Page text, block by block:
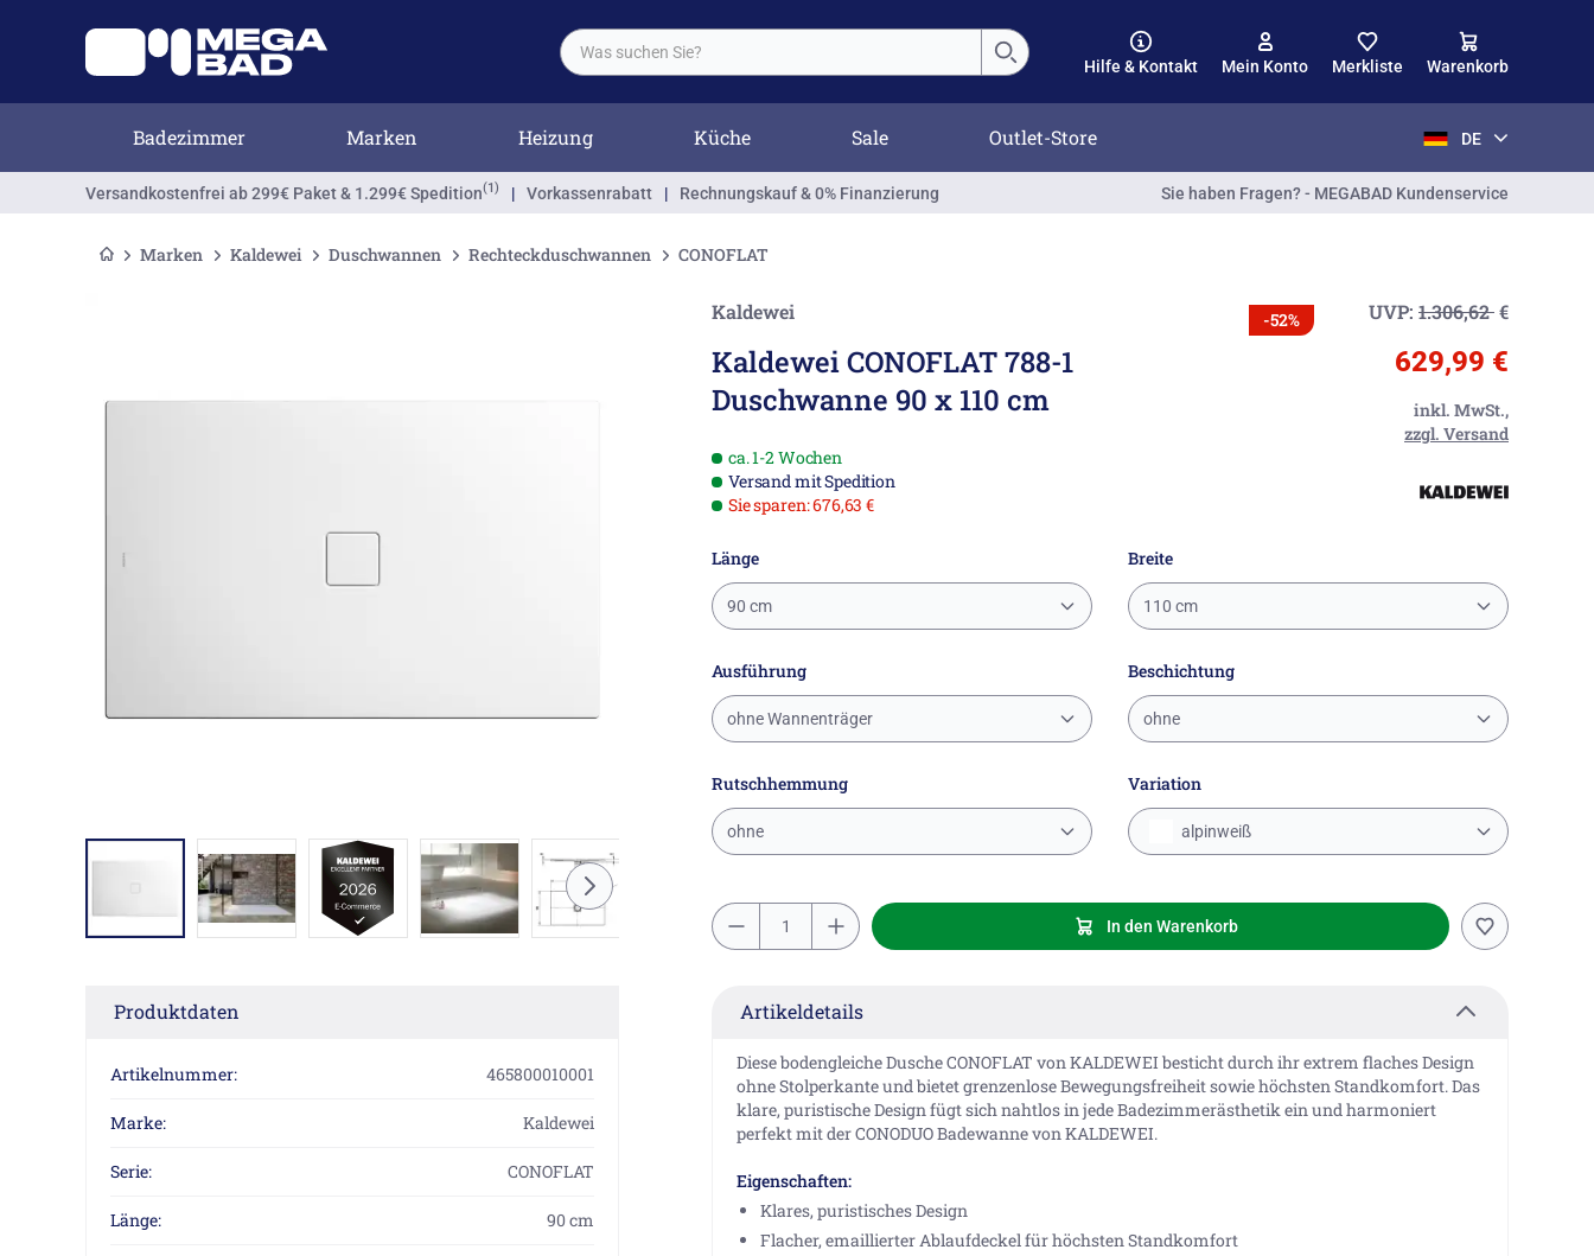
Hilfe & Kontakt Mein Konto Merkliste Warenkorb
Badezimmer Marken Heizung Küche Sale Outlet-Store DE
Versandkostenfrei ab 299€ Paket & 1.299€ Spedition(1) | Vorkassenrabatt | Rechnungskauf & 0% Finanzierung Sie haben Fragen? - MEGABAD Kundenservice
Marken Kaldewei Duschwannen Rechteckduschwannen CONOFLAT
Produktdaten
Artikelnummer: 465800010001
Marke: Kaldewei
Serie: CONOFLAT
Länge: 90 cm
Kaldewei
Kaldewei CONOFLAT 788-1
Duschwanne 90 x 110 cm
-52% UVP: 1.306,62€
629,99 €
inkl. MwSt.,
zzgl. Versand
ca. 1-2 Wochen
Versand mit Spedition
Sie sparen: 676,63 €
Länge
90 cm
Breite
110 cm
Ausführung
ohne Wannenträger
Beschichtung
ohne
Rutschhemmung
ohne
Variation
alpinweiß
In den Warenkorb
Artikeldetails
Diese bodengleiche Dusche CONOFLAT von KALDEWEI besticht durch ihr extrem flaches Design
ohne Stolperkante und bietet grenzenlose Bewegungsfreiheit sowie höchsten Standkomfort. Das
klare, puristische Design fügt sich nahtlos in jede Badezimmerästhetik ein und harmoniert
perfekt mit der CONODUO Badewanne von KALDEWEI.
Eigenschaften:
Klares, puristisches Design
Flacher, emaillierter Ablaufdeckel für höchsten Standkomfort